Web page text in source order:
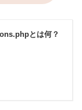
とは何？